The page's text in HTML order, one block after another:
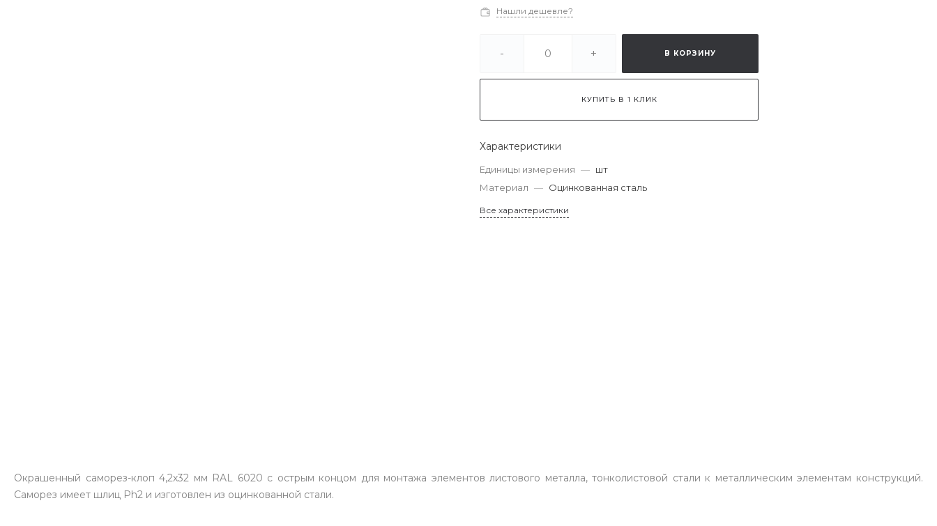
Нашли дешевле?
- + В КОРЗИНУ
КУПИТЬ В 1 КЛИК
Характеристики
Единицы измерения — шт
Материал — Оцинкованная сталь
Все характеристики
Окрашенный саморез-клоп 4,2х32 мм RAL 6020 с острым концом для монтажа элементов листового металла, тонколистовой стали к металлическим элементам конструкций.
Саморез имеет шлиц Ph2 и изготовлен из оцинкованной стали.